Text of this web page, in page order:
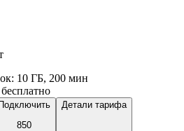
: 10 ГБ, 200 мин
Подключить
850
Детали тарифа